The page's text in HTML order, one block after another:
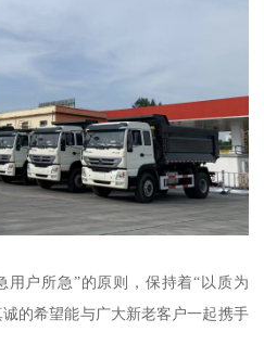
用户所急”的原则，保持着“以质为
的希望能与广大新老客户一起携手